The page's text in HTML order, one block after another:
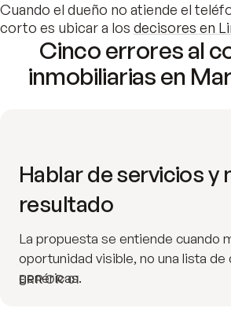
Cuando el dueño no atiende el
corto es ubicar a los decisores en
Cinco errores al
inmobiliarias en
ERROR 01
Hablar de servicios y
resultado
La propuesta se entiende cuando
oportunidad visible, no una lista de
genéricas.